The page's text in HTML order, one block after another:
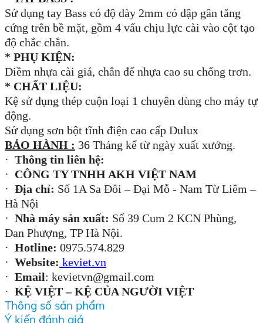
Sử dụng tay Bass có độ dày 2mm có dập gân tăng
cứng trên bề mặt, gồm 4 vấu chịu lực cài vào cột tạo
độ chắc chắn.
* PHỤ KIỆN:
Diềm nhựa cài giá, chân đế nhựa cao su chống trơn.
* CHẤT LIỆU:
Kệ sử dụng thép cuộn loại 1 chuyên dùng cho máy tự
động.
Sử dụng sơn bột tĩnh điện cao cấp Dulux
BẢO HÀNH : 36 Tháng kể từ ngày xuất xưởng.
· Thông tin liên hệ:
· CÔNG TY TNHH AKH VIỆT NAM
· Địa chỉ: Số 1A Sa Đôi – Đại Mỗ - Nam Từ Liêm –
Hà Nội
· Nhà máy sản xuất: Số 39 Cum 2 KCN Phùng,
Đan Phượng, TP Hà Nội.
· Hotline: 0975.574.829
· Website: keviet.vn
· Email: kevietvn@gmail.com
· KỆ VIỆT – KỆ CỦA NGƯỜI VIỆT
Thông số sản phẩm
Ý kiến đánh giá